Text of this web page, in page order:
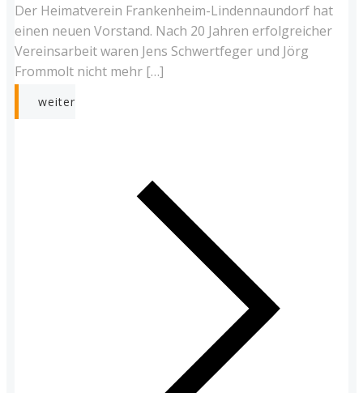
Der Heimatverein Frankenheim-Lindennaundorf hat
einen neuen Vorstand. Nach 20 Jahren erfolgreicher
Vereinsarbeit waren Jens Schwertfeger und Jörg
Frommolt nicht mehr […]
weiter